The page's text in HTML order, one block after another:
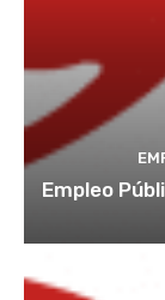
Empleo